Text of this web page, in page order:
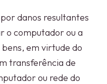
danos resultantes
o computador ou a
em virtude do
transferência de
ou rede do